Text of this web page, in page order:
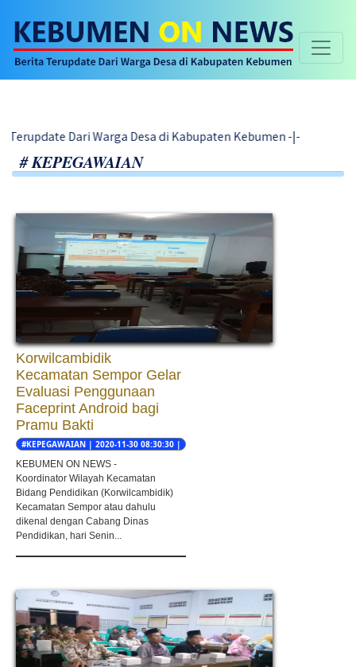
Warga Desa di Kabupaten Kebumen -|-
# KEPEGAWAIAN
Korwilcambidik
Kecamatan Sempor Gelar
Evaluasi Penggunaan
Faceprint Android bagi
Pramu Bakti
#KEPEGAWAIAN | 2020-11-30 08:30:30 |
KEBUMEN ON NEWS -
Koordinator Wilayah Kecamatan
Bidang Pendidikan (Korwilcambidik)
Kecamatan Sempor atau dahulu
dikenal dengan Cabang Dinas
Pendidikan, hari Senin...